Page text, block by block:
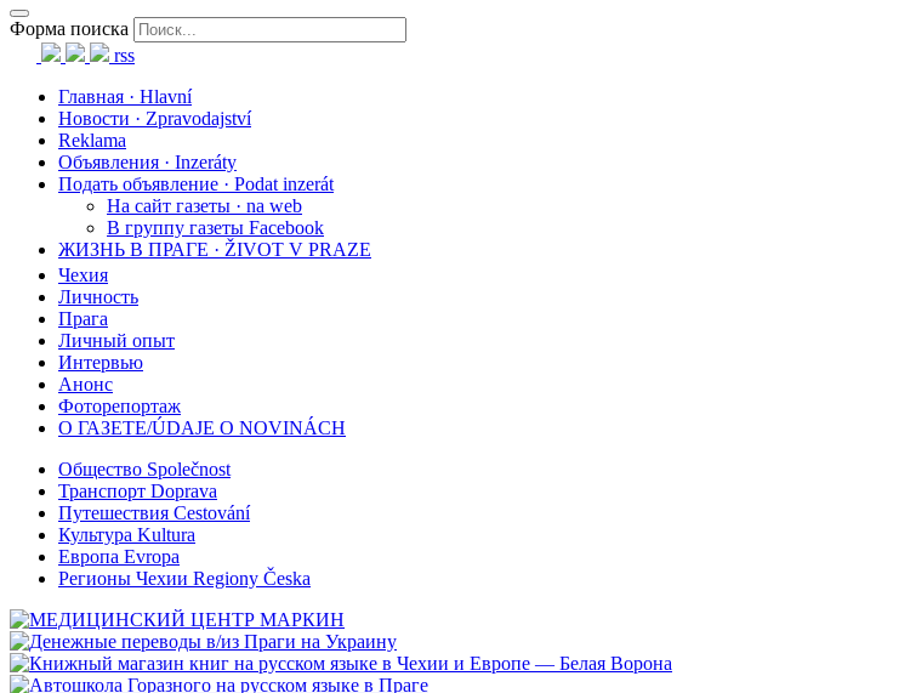
Форма поиска
rss
Главная · Hlavní
Новости · Zpravodajství
Reklama
Объявления · Inzeráty
Подать объявление · Podat inzerát
На сайт газеты · na web
В группу газеты Facebook
ЖИЗНЬ В ПРАГЕ · ŽIVOT V PRAZE
Чехия
Личность
Прага
Личный опыт
Интервью
Анонс
Фоторепортаж
О ГАЗЕТЕ/ÚDAJE O NOVINÁCH
Общество Společnost
Транспорт Doprava
Путешествия Cestování
Культура Kultura
Европа Evropa
Регионы Чехии Regiony Česka